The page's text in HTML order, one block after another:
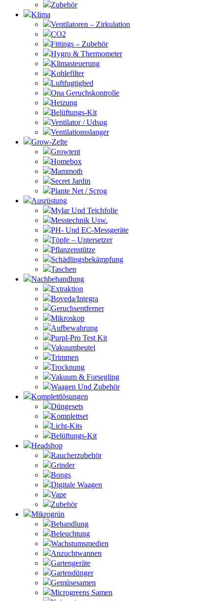
Zubehör
Klima
Ventilatoren – Zirkulation
CO2
Fittings – Zubehör
Hygro & Thermometer
Klimasteuerung
Kohlefilter
Luftfugtighed
Ona Geruchskontrolle
Heizung
Belüftungs-Kit
Ventilator / Udsug
Ventilationsslanger
Grow-Zelte
Growtent
Homebox
Mammoth
Secret Jardin
Plante Net / Scrog
Ausrüstung
Mylar Und Teichfolie
Messtechnik Usw.
PH- Und EC-Messgeräte
Töpfe – Untersetzer
Pflanzenstütze
Schädlingsbekämpfung
Taschen
Nachbehandlung
Extraktion
Boveda/Integra
Geruchsentferner
Mikroskop
Aufbewahrung
Purpl-Pro Test Kit
Vakuumbeutel
Trimmen
Trocknung
Vakuum & Forsegling
Waagen Und Zubehör
Komplettlösungen
Düngesets
Komplettset
Licht-Kits
Belüftungs-Kit
Headshop
Raucherzubehör
Grinder
Bongs
Digitale Waagen
Vape
Zubehör
Mikrogrün
Behandlung
Beleuchtung
Wachstumsmedien
Anzuchtwannen
Gartengeräte
Gartendünger
Gemüsesamen
Microgreens Samen